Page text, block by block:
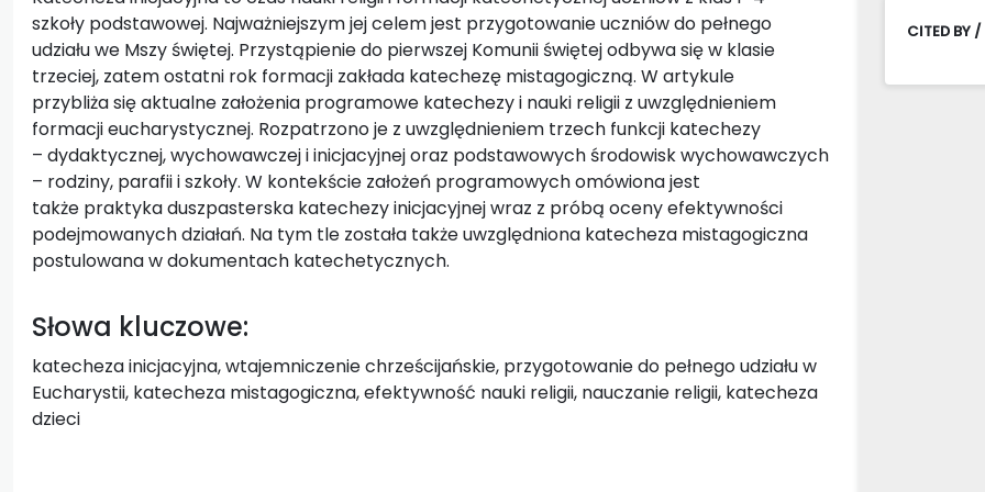
szkoły podstawowej. Najważniejszym jej celem jest przygotowanie uczniów do pełnego
udziału we Mszy świętej. Przystąpienie do pierwszej Komunii świętej odbywa się w klasie
trzeciej, zatem ostatni rok formacji zakłada katechezę mistagogiczną. W artykule
przybliża się aktualne założenia programowe katechezy i nauki religii z uwzględnieniem
formacji eucharystycznej. Rozpatrzono je z uwzględnieniem trzech funkcji katechezy
– dydaktycznej, wychowawczej i inicjacyjnej oraz podstawowych środowisk wychowawczych
– rodziny, parafii i szkoły. W kontekście założeń programowych omówiona jest
także praktyka duszpasterska katechezy inicjacyjnej wraz z próbą oceny efektywności
podejmowanych działań. Na tym tle została także uwzględniona katecheza mistagogiczna
postulowana w dokumentach katechetycznych.
Słowa kluczowe:
katecheza inicjacyjna, wtajemniczenie chrześcijańskie, przygotowanie do pełnego udziału w
Eucharystii, katecheza mistagogiczna, efektywność nauki religii, nauczanie religii, katecheza
dzieci
CITED BY /